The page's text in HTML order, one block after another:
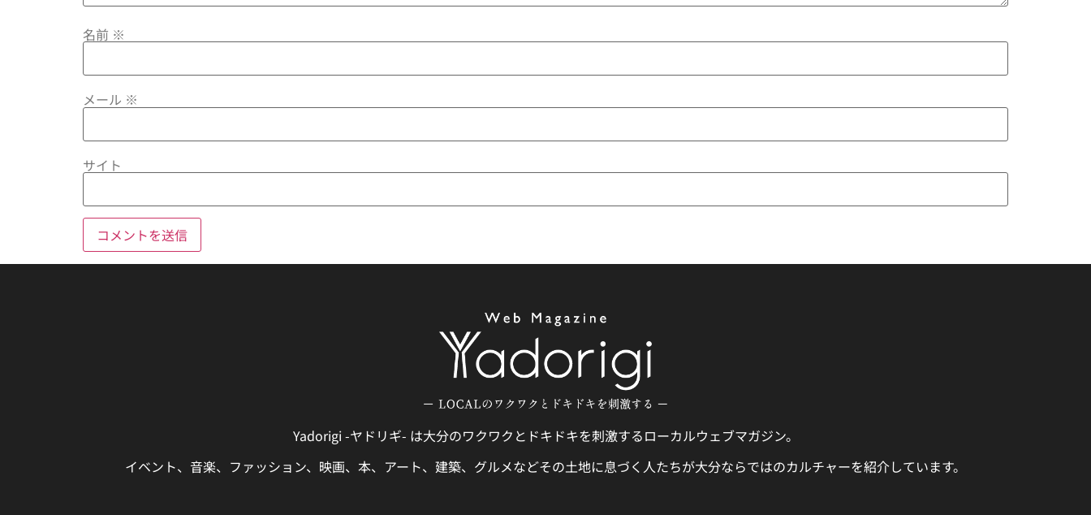
名前 ※
メール ※
サイト
Yadorigi -ヤドリギ- は大分のワクワクとドキドキを刺激するローカルウェブマガジン。
イベント、音楽、ファッション、映画、本、アート、建築、グルメなどその土地に息づく人たちが大分ならではのカルチャーを紹介しています。